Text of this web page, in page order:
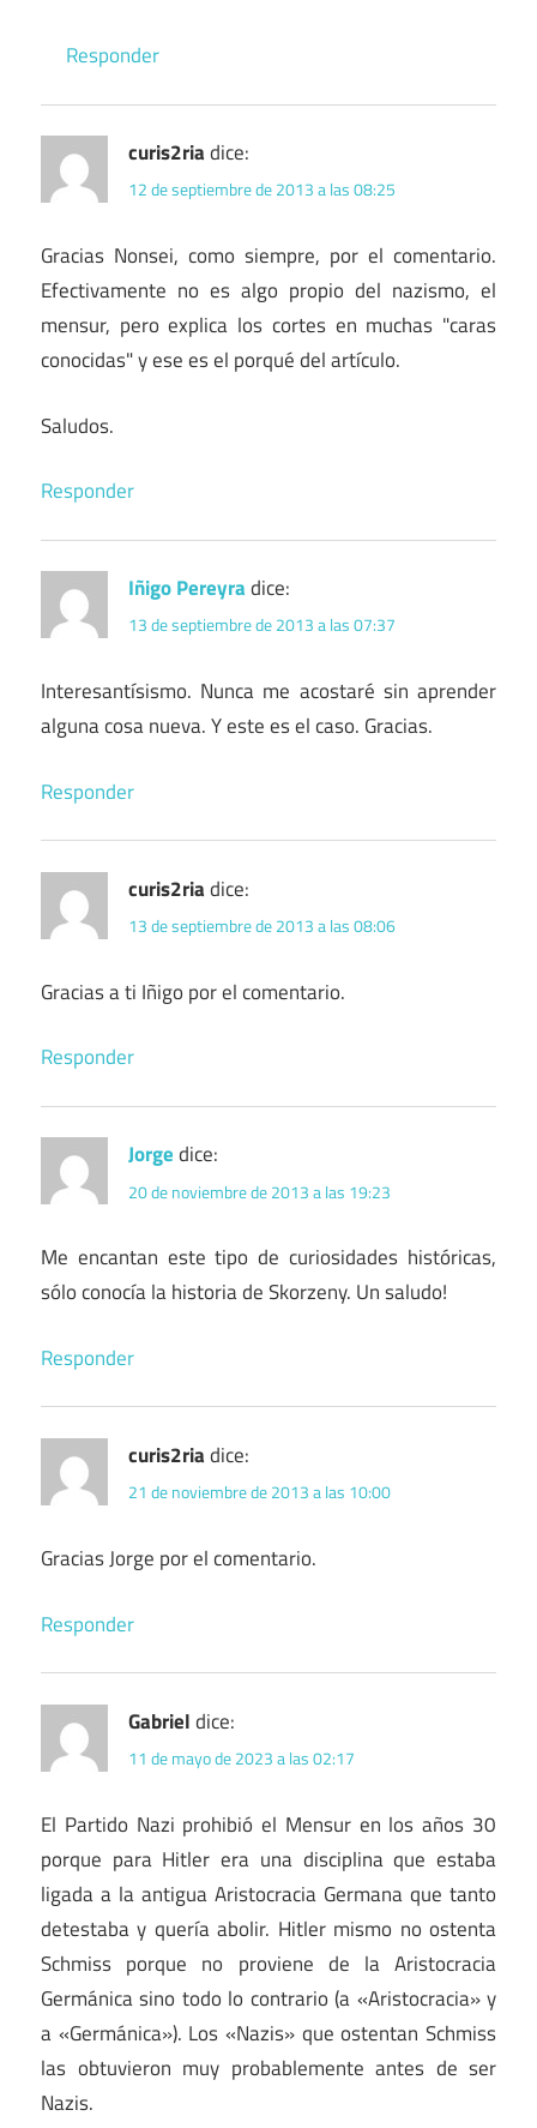
Responder
curis2riadice:
12 de septiembre de 2013 a las 08:25
Gracias Nonsei, como siempre, por el comentario.
Efectivamente no es algo propio del nazismo, el
mensur, pero explica los cortes en muchas "caras
conocidas" y ese es el porqué del artículo.
Saludos.
Responder
Iñigo Pereyradice:
13 de septiembre de 2013 a las 07:37
Interesantísismo. Nunca me acostaré sin aprender
alguna cosa nueva. Y este es el caso. Gracias.
Responder
curis2riadice:
13 de septiembre de 2013 a las 08:06
Gracias a ti Iñigo por el comentario.
Responder
Jorgedice:
20 de noviembre de 2013 a las 19:23
Me encantan este tipo de curiosidades históricas,
sólo conocía la historia de Skorzeny. Un saludo!
Responder
curis2riadice:
21 de noviembre de 2013 a las 10:00
Gracias Jorge por el comentario.
Responder
Gabrieldice:
11 de mayo de 2023 a las 02:17
El Partido Nazi prohibió el Mensur en los años 30
porque para Hitler era una disciplina que estaba
ligada a la antigua Aristocracia Germana que tanto
detestaba y quería abolir. Hitler mismo no ostenta
Schmiss porque no proviene de la Aristocracia
Germánica sino todo lo contrario (a «Aristocracia» y
a «Germánica»). Los «Nazis» que ostentan Schmiss
las obtuvieron muy probablemente antes de ser
Nazis.